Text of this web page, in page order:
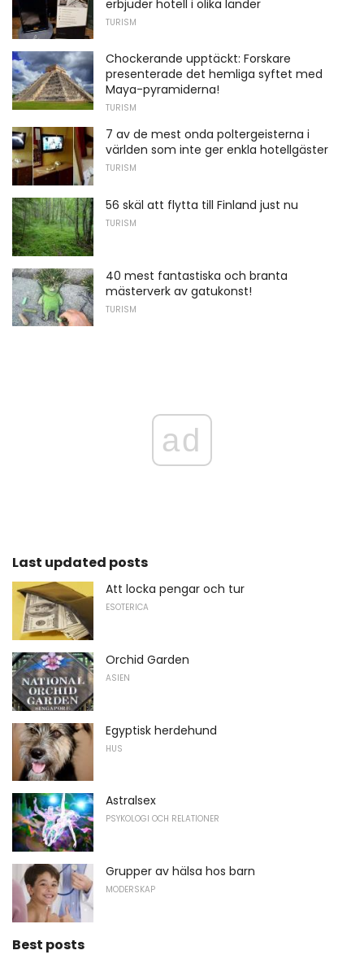
erbjuder hotell i olika länder
TURISM
Chockerande upptäckt: Forskare
presenterade det hemliga syftet med
Maya-pyramiderna!
TURISM
7 av de mest onda poltergeisterna i
världen som inte ger enkla hotellgäster
TURISM
56 skäl att flytta till Finland just nu
TURISM
40 mest fantastiska och branta
mästerverk av gatukonst!
TURISM
ad
Last updated posts
Att locka pengar och tur
ESOTERICA
Orchid Garden
ASIEN
Egyptisk herdehund
HUS
Astralsex
PSYKOLOGI OCH RELATIONER
Grupper av hälsa hos barn
MODERSKAP
Best posts